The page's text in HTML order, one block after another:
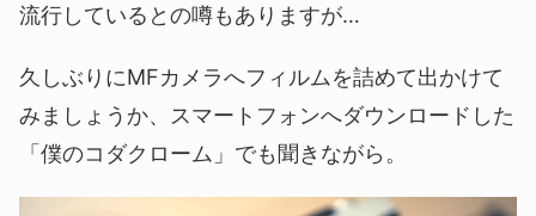
流行しているとの噂もありますが…
久しぶりにMFカメラへフィルムを詰めて出かけて
みましょうか、スマートフォンへダウンロードした
「僕のコダクローム」でも聞きながら。